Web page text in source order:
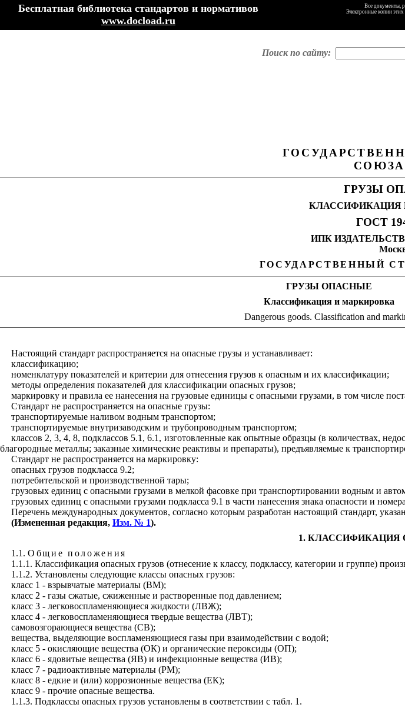
Бесплатная библиотека стандартов и нормативов
www.docload.ru
Все документы,
Электронные копии
Поиск по сайту:
СОЮЗА
ГРУЗЫ
КЛАССИФИКАЦИЯ
ГОСТ
ИПК
ГОСУДАРСТВЕННЫЙ
ГРУЗЫ ОПАСНЫЕ
Классификация и маркировка
Dangerous goods. Classification and
Настоящий стандарт распространяется на опасные грузы и устанавливает:
классификацию;
номенклатуру показателей и критерии для отнесения грузов к опасным и их классификации;
методы определения показателей для классификации опасных грузов;
маркировку и правила ее нанесения на грузовые единицы с опасными грузами, в том числе
Стандарт не распространяется на опасные грузы:
транспортируемые наливом водным транспортом;
транспортируемые внутризаводским и трубопроводным транспортом;
классов 2, 3, 4, 8, подклассов 5.1, 6.1, изготовленные как опытные образцы (в количествах,
благородные металлы; заказные химические реактивы и препараты), предъявляемые к
Стандарт не распространяется на маркировку:
опасных грузов подкласса 9.2;
потребительской и производственной тары;
грузовых единиц с опасными грузами в мелкой фасовке при транспортировании водным и
грузовых единиц с опасными грузами подкласса 9.1 в части нанесения знака опасности и
Перечень международных документов, согласно которым разработан настоящий стандарт,
(Измененная редакция, Изм. № 1).
1. КЛАССИФИКАЦИЯ
1.1. Общие положения
1.1.1. Классификация опасных грузов (отнесение к классу, подклассу, категории и группе)
1.1.2. Установлены следующие классы опасных грузов:
класс 1 - взрывчатые материалы (ВМ);
класс 2 - газы сжатые, сжиженные и растворенные под давлением;
класс 3 - легковоспламеняющиеся жидкости (ЛВЖ);
класс 4 - легковоспламеняющиеся твердые вещества (ЛВТ);
самовозгорающиеся вещества (СВ);
вещества, выделяющие воспламеняющиеся газы при взаимодействии с водой;
класс 5 - окисляющие вещества (ОК) и органические пероксиды (ОП);
класс 6 - ядовитые вещества (ЯВ) и инфекционные вещества (ИВ);
класс 7 - радиоактивные материалы (РМ);
класс 8 - едкие и (или) коррозионные вещества (ЕК);
класс 9 - прочие опасные вещества.
1.1.3. Подклассы опасных грузов установлены в соответствии с табл. 1.